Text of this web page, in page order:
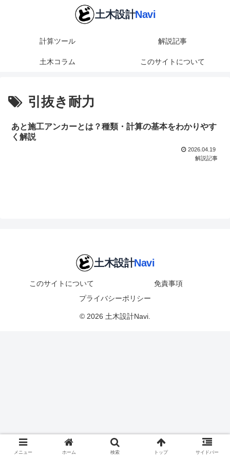
計算ツール 解説記事
土木コラム このサイトについて
引抜き耐力
あと施工アンカーとは？種類・計算の基本をわかりやす
く解説
2026.04.19
解説記事
このサイトについて
免責事項
プライバシーポリシー
© 2026 土木設計Navi.
メニュー ホーム 検索 トップ サイドバー